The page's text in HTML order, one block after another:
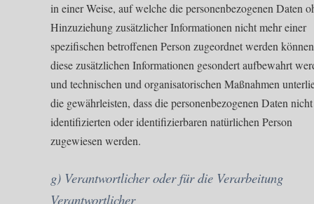
in einer Weise, auf welche die personenbezogenen Daten
Hinzuziehung zusätzlicher Informationen nicht mehr einer
spezifischen betroffenen Person zugeordnet werden
diese zusätzlichen Informationen gesondert aufbewahrt
und technischen und organisatorischen Maßnahmen
die gewährleisten, dass die personenbezogenen Daten
identifizierten oder identifizierbaren natürlichen Person
zugewiesen werden.
g) Verantwortlicher oder für die Verarbeitung
Verantwortlicher